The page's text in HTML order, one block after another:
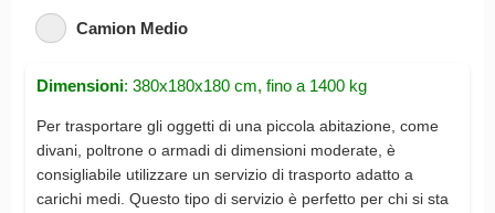
Camion Medio
Dimensioni: 380x180x180 cm, fino a 1400 kg
Per trasportare gli oggetti di una piccola abitazione, come
divani, poltrone o armadi di dimensioni moderate, è
consigliabile utilizzare un servizio di trasporto adatto a
carichi medi. Questo tipo di servizio è perfetto per chi si sta